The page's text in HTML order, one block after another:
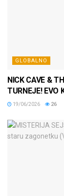
GLOBALNO
NICK CAVE &
TURNEJE! EVO
19/06/2026 26